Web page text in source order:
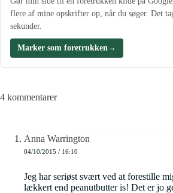
flere af mine opskrifter op, når du søger. Det
sekunder.
Marker som foretrukken →
4 kommentarer
Anna Warrington
04/10/2015 / 16:10
Jeg har seriøst svært ved at forestille
lækkert end peanutbutter is! Det er jo